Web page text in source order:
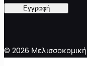
© 2026